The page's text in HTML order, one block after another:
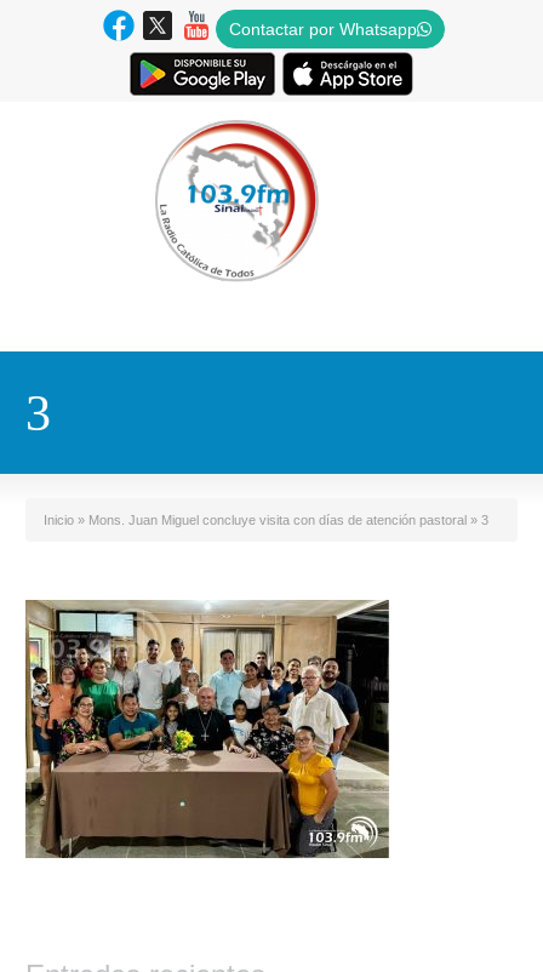
Contactar por Whatsapp
3
Inicio » Mons. Juan Miguel concluye visita con días de atención pastoral » 3